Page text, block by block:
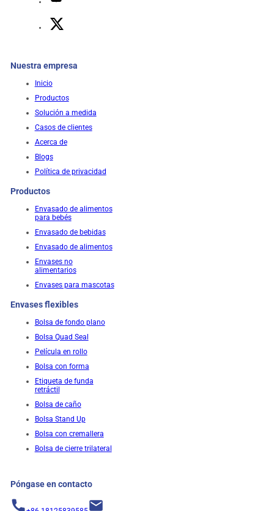
Nuestra empresa
Inicio
Productos
Solución a medida
Casos de clientes
Acerca de
Blogs
Política de privacidad
Productos
Envasado de alimentos
para bebés
Envasado de bebidas
Envasado de alimentos
Envases no
alimentarios
Envases para mascotas
Envases flexibles
Bolsa de fondo plano
Bolsa Quad Seal
Película en rollo
Bolsa con forma
Etiqueta de funda
retráctil
Bolsa de caño
Bolsa Stand Up
Bolsa con cremallera
Bolsa de cierre trilateral
Póngase en contacto